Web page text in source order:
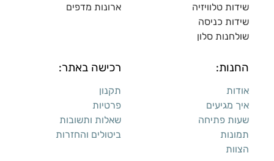
שידות טלוויזיה
שידות כניסה
שולחנות סלון
ארונות מדפים
החנות:
אודות
איך מגיעים
שעות פתיחה
תמונות
הצוות
רכישה באתר:
תקנון
פרטיות
שאלות ותשובות
ביטולים והחזרות